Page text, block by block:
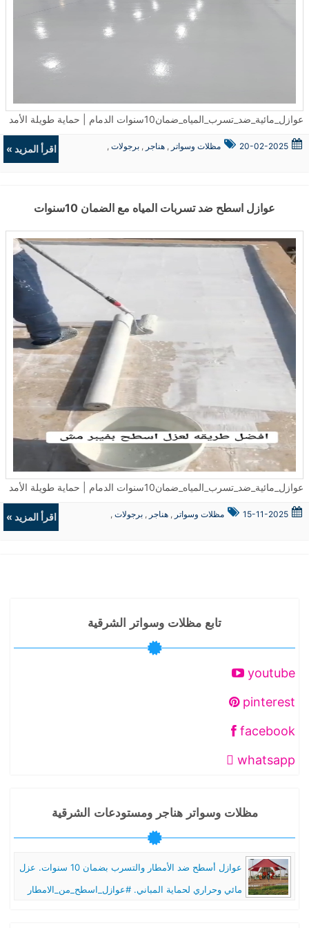
عوازل_مائية_ضد_تسرب_المياه_ضمان10سنوات الدمام | حماية طويلة الأمد في مدينة الدمام، تتصدر #عوازل_مائية_ضد_تسرب_المياه_ضمان10سنوات الدمام قائمة الحلول المثالية للحفاظ على المباني من أضرار الرطوبة المستمرة. تم تطبيق أنظمة العزل الحديثة في مئات المشاريع السكنية والتجارية، حيث ساهمت في تقليل تكاليف الصيانة المستمرة ومنعت تسرب المياه الذي يُعد أحد الأسباب الرئيسية في تدهور البنية التحتية. ما أهمية عزل الأسطح من تسرب المياه؟ يُعد تسرب المياه أحد أكثر التحديات التي تواجه أصحاب العقارات في الخبر والقطيف. ولذلك، تم تطوير أنظمة خاصة ضمن خدمات #موسسة عوازل اسطح ضد تسرب المياه الخبر تُمكّن من تنفيذ العزل المائي بدقة فائقة. وتُستخدم مواد عالية الجودة صُممت خصيصًا لتحمل الظروف الجوية القاسية، مما يساعد على منع وصول الماء إلى الأسطح الخرسانية. بمرور الوقت، قد تؤدي المياه المتراكمة إلى تشققات وتآكل الطبقات الداخلية. ولهذا السبب، يتم تنفيذ طبقات العزل وفق معايير فنية دقيقة لضمان الحماية القصوى. كيف يتم تنفيذ العوازل المائية والحرارية في القطيف؟ يتم فحص الأسطح أولًا باستخدام أجهزة كشف الرطوبة المتقدمة، ثم تُحدد طريقة العزل المناسبة حسب نوع السطح. ضمن خدمات عوازل اسطح ضد تسرب المياه مع الضمان 10سنوات القطيف، تُستخدم تقنيات مثل العزل باستخدام لفائف البيتومين، والعزل البوليمري، والعزل بالدهانات الإيبوكسية، التي أثبتت فعاليتها في البيئات الرطبة. علاوة على ذلك، يُراعى في التنفيذ الجوانب الجمالية والتنظيمية بحيث لا يتأثر الشكل الخارجي للمبنى. هل توجد حلول للعزل الحراري في الجبيل؟ نعم، فقد تم توسيع نطاق الخدمات ليشمل عوازل اسطح الجبيل التي تجمع بين العزل المائي والحراري. هذا الدمج يساعد على تقليل درجات الحرارة داخل المباني خلال فصل الصيف، ويُقلل من استهلاك الطاقة بشكل ملحوظ. تم تطبيق هذه التقنية على عدد كبير من المنشآت الصناعية والمنازل، وكانت النتائج ملموسة في تقارير الأداء الطاقي. فوائد استخدام العوازل المائية والحرارية يُعتمد على العزل المزدوج (مائي وحراري) لتحسين بيئة المعيشة داخل المبنى. ومن أبرز فوائده: الحد من تلف الأسطح وتجنب التشققات. تقليل الحاجة إلى أعمال الصيانة المستمرة. الحفاظ على درجات حرارة معتدلة داخل المنزل. رفع قيمة العقار عند البيع أو التأجير. ومن خلال هذه النتائج، يمكن القول إن العزل الاحترافي بات ضرورة وليست مجرد خيار. متى يجب ترميم المباني القديمة في الدمام؟ في كثير من الأحيان، لا يلاحظ أصحاب العقارات وجود مشكلة إلا بعد ظهور علامات واضحة على الجدران أو الأسطح. ضمن خدمات #ترميم_مباني_بناء_ملاحق_بناء_مجالس_خارجيه الدمام، يتم الكشف عن الأضرار المخفية وتقديم حلول هندسية متكاملة تشمل: معالجة الشروخ الداخلية والخارجية. إعادة بناء الأجزاء المتضررة. تنفيذ إضافات مثل الملاحق والمجالس الخارجية بتصاميم حديثة. وتُنفذ هذه الأعمال بإشراف كوادر فنية لضمان السلامة الإنشائية. الأسئلة الشائعة (FAQ) هل يمكن تطبيق العزل في المباني القديمة؟ نعم، وقد تم تنفيذ مئات الحالات التي شُيدت قبل أكثر من 20 عامًا وتم تحسين أدائها بعد العزل. كم يستغرق تنفيذ العزل؟ يعتمد الوقت على حجم السطح ونوع العزل المستخدم، لكنه يتراوح عادة بين يومين إلى خمسة أيام. هل يؤثر العزل على تصميم المنزل؟ لا، تُستخدم تقنيات غير مرئية ولا تؤثر على الشكل العام أو الواجهات الخارجية. خلاصة المقال تُعد العوازل المائية والحرارية جزءًا أساسيًا من صيانة وحماية المباني الحديثة. ومع الضمان المقدم لمدة 10 سنوات، فإن هذه الحلول توفر راحة بال طويلة الأمد لأصحاب العقارات في الدمام، الخبر، القطيف والجبيل. تم تنفيذ المشاريع وفق معايير فنية دقيقة وبإشراف متخصصين لضمان نتائج فعالة تدوم طويلاً. ...
20-02-2025 مظلات وسواتر , هناجر , برجولات ,
اقرأ المزيد »
عوازل اسطح ضد تسربات المياه مع الضمان 10سنوات
عوازل_مائية_ضد_تسرب_المياه_ضمان10سنوات الدمام | حماية طويلة الأمد في مدينة الدمام، تتصدر #عوازل_مائية_ضد_تسرب_المياه_ضمان10سنوات الدمام قائمة الحلول المثالية للحفاظ على المباني من أضرار الرطوبة المستمرة. تم تطبيق أنظمة العزل الحديثة في مئات المشاريع السكنية والتجارية، حيث ساهمت في تقليل تكاليف الصيانة المستمرة ومنعت تسرب المياه الذي يُعد أحد الأسباب الرئيسية في تدهور البنية التحتية. ما أهمية عزل الأسطح من تسرب المياه؟ يُعد تسرب المياه أحد أكثر التحديات التي تواجه أصحاب العقارات في الخبر والقطيف. ولذلك، تم تطوير أنظمة خاصة ضمن خدمات #موسسة عوازل اسطح ضد تسرب المياه الخبر تُمكّن من تنفيذ العزل المائي بدقة فائقة. وتُستخدم مواد عالية الجودة صُممت خصيصًا لتحمل الظروف الجوية القاسية، مما يساعد على منع وصول الماء إلى الأسطح الخرسانية. بمرور الوقت، قد تؤدي المياه المتراكمة إلى تشققات وتآكل الطبقات الداخلية. ولهذا السبب، يتم تنفيذ طبقات العزل وفق معايير فنية دقيقة لضمان الحماية القصوى. كيف يتم تنفيذ العوازل المائية والحرارية في القطيف؟ يتم فحص الأسطح أولًا باستخدام أجهزة كشف الرطوبة المتقدمة، ثم تُحدد طريقة العزل المناسبة حسب نوع السطح. ضمن خدمات عوازل اسطح ضد تسرب المياه مع الضمان 10سنوات القطيف، تُستخدم تقنيات مثل العزل باستخدام لفائف البيتومين، والعزل البوليمري، والعزل بالدهانات الإيبوكسية، التي أثبتت فعاليتها في البيئات الرطبة. علاوة على ذلك، يُراعى في التنفيذ الجوانب الجمالية والتنظيمية بحيث لا يتأثر الشكل الخارجي للمبنى. هل توجد حلول للعزل الحراري في الجبيل؟ نعم، فقد تم توسيع نطاق الخدمات ليشمل عوازل اسطح الجبيل التي تجمع بين العزل المائي والحراري. هذا الدمج يساعد على تقليل درجات الحرارة داخل المباني خلال فصل الصيف، ويُقلل من استهلاك الطاقة بشكل ملحوظ. تم تطبيق هذه التقنية على عدد كبير من المنشآت الصناعية والمنازل، وكانت النتائج ملموسة في تقارير الأداء الطاقي. فوائد استخدام العوازل المائية والحرارية يُعتمد على العزل المزدوج (مائي وحراري) لتحسين بيئة المعيشة داخل المبنى. ومن أبرز فوائده: الحد من تلف الأسطح وتجنب التشققات. تقليل الحاجة إلى أعمال الصيانة المستمرة. الحفاظ على درجات حرارة معتدلة داخل المنزل. رفع قيمة العقار عند البيع أو التأجير. ومن خلال هذه النتائج، يمكن القول إن العزل الاحترافي بات ضرورة وليست مجرد خيار. متى يجب ترميم المباني القديمة في الدمام؟ في كثير من الأحيان، لا يلاحظ أصحاب العقارات وجود مشكلة إلا بعد ظهور علامات واضحة على الجدران أو الأسطح. ضمن خدمات #ترميم_مباني_بناء_ملاحق_بناء_مجالس_خارجيه الدمام، يتم الكشف عن الأضرار المخفية وتقديم حلول هندسية متكاملة تشمل: معالجة الشروخ الداخلية والخارجية. إعادة بناء الأجزاء المتضررة. تنفيذ إضافات مثل الملاحق والمجالس الخارجية بتصاميم حديثة. وتُنفذ هذه الأعمال بإشراف كوادر فنية لضمان السلامة الإنشائية. الأسئلة الشائعة (FAQ) هل يمكن تطبيق العزل في المباني القديمة؟ نعم، وقد تم تنفيذ مئات الحالات التي شُيدت قبل أكثر من 20 عامًا وتم تحسين أدائها بعد العزل. كم يستغرق تنفيذ العزل؟ يعتمد الوقت على حجم السطح ونوع العزل المستخدم، لكنه يتراوح عادة بين يومين إلى خمسة أيام. هل يؤثر العزل على تصميم المنزل؟ لا، تُستخدم تقنيات غير مرئية ولا تؤثر على الشكل العام أو الواجهات الخارجية. خلاصة المقال تُعد العوازل المائية والحرارية جزءًا أساسيًا من صيانة وحماية المباني الحديثة. ومع الضمان المقدم لمدة 10 سنوات، فإن هذه الحلول توفر راحة بال طويلة الأمد لأصحاب العقارات في الدمام، الخبر، القطيف والجبيل. تم تنفيذ المشاريع وفق معايير فنية دقيقة وبإشراف متخصصين لضمان نتائج فعالة تدوم طويلاً. ...
15-11-2025 مظلات وسواتر , هناجر , برجولات ,
اقرأ المزيد »
تابع مظلات وسواتر الشرقية
youtube
pinterest
facebook
whatsapp
مظلات وسواتر هناجر ومستودعات الشرقية
عوازل أسطح ضد الأمطار والتسرب بضمان 10 سنوات. عزل
مائي وحراري لحماية المباني. #عوازل_اسطح_من_الامطار